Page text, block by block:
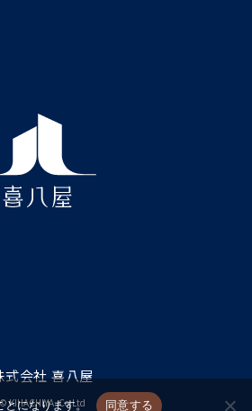
式会社 喜八屋
© KIHACHIYA .Co.Ltd
になります。 同意する